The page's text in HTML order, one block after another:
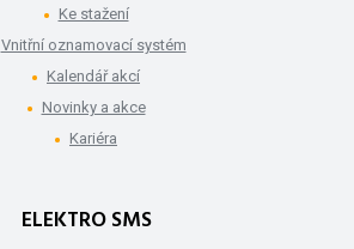
Ke stažení
Vnitřní oznamovací systém
Kalendář akcí
Novinky a akce
Kariéra
ELEKTRO SMS